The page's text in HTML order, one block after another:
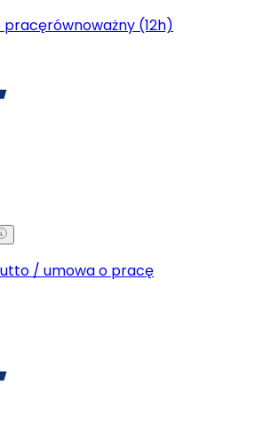
pracęrównoważny (12h)
/ umowa o pracę